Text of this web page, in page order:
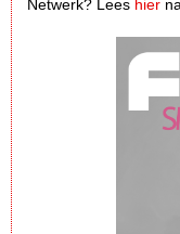
Netwerk? Lees hier